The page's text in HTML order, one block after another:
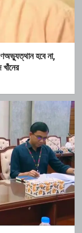
হবে না,
খাঁনের